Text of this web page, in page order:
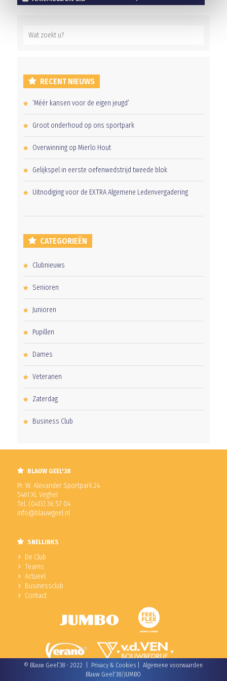
RECENT NIEUWS
‘Méér kansen voor de eigen jeugd’
Groot onderhoud op ons sportpark
Overwinning op Mierlo Hout
Gelijkspel in eerste oefenwedstrijd tweede blok
Uitnodiging voor de EXTRA Algemene Ledenvergadering
CATEGORIEËN
Clubnieuws
Senioren
Junioren
Pupillen
Dames
Veteranen
Zaterdag
Business Club
BLAUW GEEL'38
Pr. W. Alexander Sportpark 24
5461 XL Veghel
Tel. (0413) 36 57 04
info@blauwgeel.nl
SNELLINKS
De Club
Teams
Actueel
Businessclub
Contact
© Blauw Geel’38 - 2022 | Privacy & Cookies |Algemene voorwaarden
Blauw Geel'38/JUMBO